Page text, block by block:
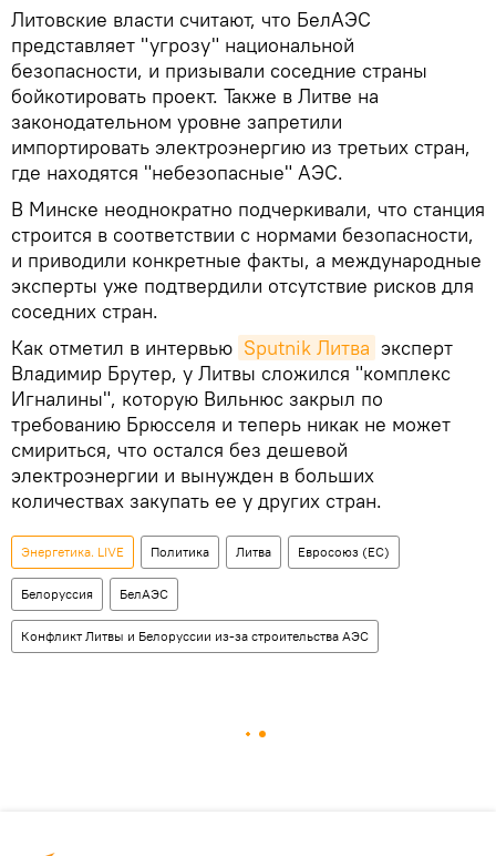
Литовские власти считают, что БелАЭС
представляет "угрозу" национальной
безопасности, и призывали соседние страны
бойкотировать проект. Также в Литве на
законодательном уровне запретили
импортировать электроэнергию из третьих стран,
где находятся "небезопасные" АЭС.
В Минске неоднократно подчеркивали, что станция
строится в соответствии с нормами безопасности,
и приводили конкретные факты, а международные
эксперты уже подтвердили отсутствие рисков для
соседних стран.
Как отметил в интервью Sputnik Литва эксперт
Владимир Брутер, у Литвы сложился "комплекс
Игналины", которую Вильнюс закрыл по
требованию Брюсселя и теперь никак не может
смириться, что остался без дешевой
электроэнергии и вынужден в больших
количествах закупать ее у других стран.
Энергетика. LIVE Политика Литва Евросоюз (ЕС)
Белоруссия БелАЭС
Конфликт Литвы и Белоруссии из-за строительства АЭС